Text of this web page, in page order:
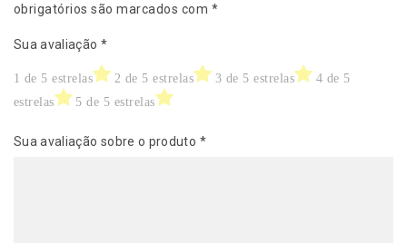
a
a
e
t
a
obrigatórios são marcados com *
Sua avaliação *
1 de 5 estrelas 2 de 5 estrelas 3 de 5 estrelas
4 de 5
estrelas
5 de 5 estrelas
Sua avaliação sobre o produto *